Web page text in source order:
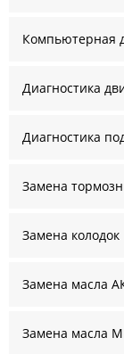
Компьютерная
Диагностика
Диагностика
Замена
Замена колодок
Замена масла
Замена масла